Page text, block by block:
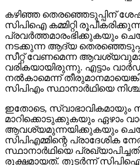
കഴിഞ്ഞ തെരഞ്ഞെടുപ്പിന്
സിപിഐ കമ്മിറ്റി
പ്രവര്‍ത്തമാരംഭിക്കുകയും
നടക്കുന്ന ആദ്യ
സീറ്റ് വേണമെന്ന
വരികയായിരുന്നു. എട്ടാം
നല്‍കാമെന്ന്
സിപിഎം സ്ഥാനാര്‍ഥിയെ
ഇതോടെ, സ്വാഭാവികമായും
മാറിക്കൊടുക്കുകയും ഏഴാം
ആവശ്യമുന്നയിക്കുകയും
സിപിഎമ്മിന്റെ പ്രാദേശിക
സ്ഥാനാര്‍ഥിയെ
രൂക്ഷമായത്. തുടര്‍ന്ന്